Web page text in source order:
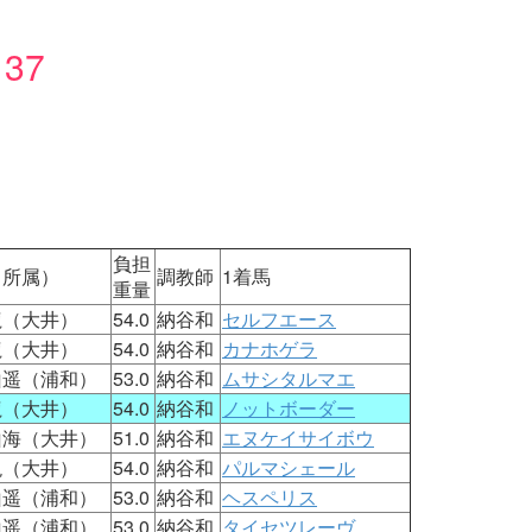
37
属）
負担
重量 調教師 1着馬
大井）
54.0 納谷和 セルフエース
大井）
54.0 納谷和 カナホゲラ
（浦和）
53.0 納谷和 ムサシタルマエ
大井）
54.0 納谷和 ノットボーダー
（大井）
51.0 納谷和 エヌケイサイボウ
大井）
54.0 納谷和 パルマシェール
（浦和）
53.0 納谷和 ヘスペリス